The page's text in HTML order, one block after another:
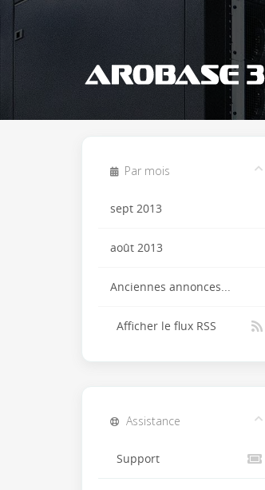
Par mois
sept 2013
août 2013
Anciennes annonces...
Afficher le flux RSS
Assistance
Support